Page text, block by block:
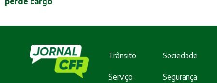
Trânsito Sociedade
Serviço
Segurança